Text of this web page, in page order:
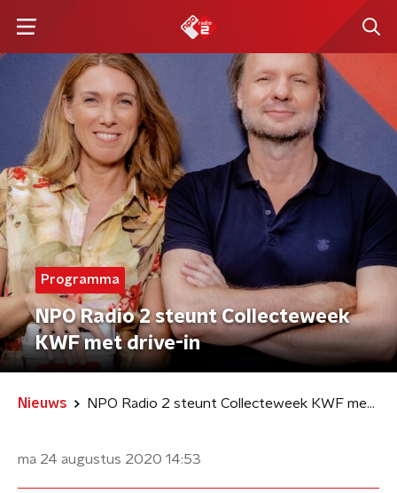
Programma
NPO Radio 2 steunt Collecteweek
KWF met drive-in
Nieuws NPO Radio 2 steunt Collecteweek KWF met drive-in
ma 24 augustus 2020 14:53